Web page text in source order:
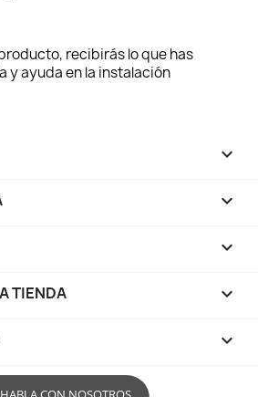
recibirás lo que has
y ayuda en la instalación



TIENDA keyboard_arrow_down
